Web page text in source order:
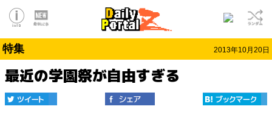
特集 2013年10月20日
最近の学園祭が自由すぎる